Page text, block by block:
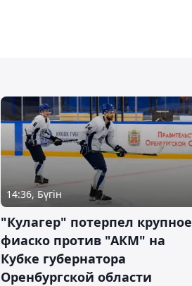
14:36, Бүгін
"Кулагер" потерпел крупное
фиаско против "АКМ" на
Кубке губернатора
Оренбургской области